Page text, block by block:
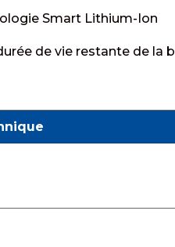
Smart Lithium-Ion
de vie restante de la